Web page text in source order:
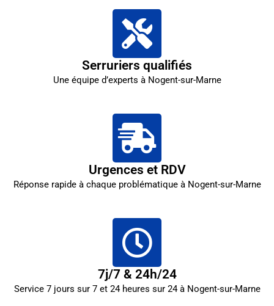
Serruriers qualifiés
Une équipe d’experts à Nogent-sur-Marne
Urgences et RDV
Réponse rapide à chaque problématique à Nogent-sur-Marne
7j/7 & 24h/24
Service 7 jours sur 7 et 24 heures sur 24 à Nogent-sur-Marne